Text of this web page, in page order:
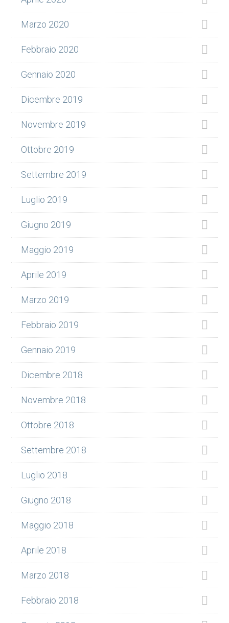
Marzo 2020
Febbraio 2020
Gennaio 2020
Dicembre 2019
Novembre 2019
Ottobre 2019
Settembre 2019
Luglio 2019
Giugno 2019
Maggio 2019
Aprile 2019
Marzo 2019
Febbraio 2019
Gennaio 2019
Dicembre 2018
Novembre 2018
Ottobre 2018
Settembre 2018
Luglio 2018
Giugno 2018
Maggio 2018
Aprile 2018
Marzo 2018
Febbraio 2018